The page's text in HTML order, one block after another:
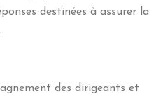
destinées à assurer la
des dirigeants et